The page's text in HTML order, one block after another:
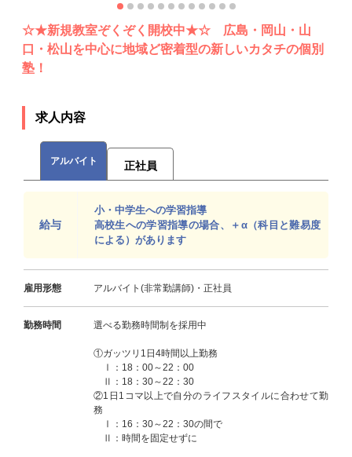
☆★新規教室ぞくぞく開校中★☆ 広島・岡山・山
口・松山を中心に地域ど密着型の新しいカタチの個別
塾！
求人内容
アルバイト 正社員
給与
小・中学生への学習指導
高校生への学習指導の場合、＋α（科目と難易度
による）があります
雇用形態 アルバイト(非常勤講師)・正社員
勤務時間 選べる勤務時間制を採用中
①ガッツリ1日4時間以上勤務
Ⅰ：18：00～22：00
Ⅱ：18：30～22：30
②1日1コマ以上で自分のライフスタイルに合わせて勤
務
Ⅰ：16：30～22：30の間で
Ⅱ：時間を固定せずに